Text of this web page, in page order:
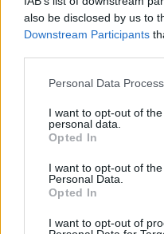
also be disclosed by us to
Downstream Participants
Please note that this
not limited to your visit or
grant or deny consent to
use your data for below
consent section.
Personal Data
I want to opt-out of
personal data.
Opted In
I want to opt-out of
Personal Data.
Opted In
I want to opt-out of
autók
V2X-szabvány
Andersen Dávid| 2022
A technológiát több
kitalálták, csak épp